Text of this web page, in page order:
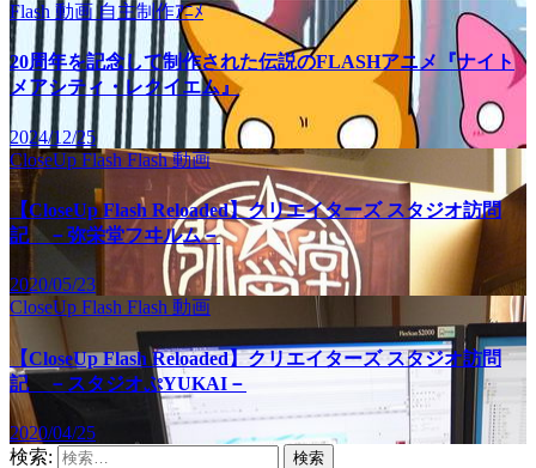
Flash 動画自主制作ｱﾆﾒ
20周年を記念して制作された伝説のFLASHアニメ『ナイト
メアシティ・レクイエム』
2024/12/25
CloseUp FlashFlash動画
【CloseUp Flash Reloaded】クリエイターズ スタジオ訪問
記 －弥栄堂フヰルム－
2020/05/23
CloseUp Flash Flash 動画
【CloseUp Flash Reloaded】クリエイターズ スタジオ訪問
記 －スタジオぷYUKAI－
2020/04/25
検索: